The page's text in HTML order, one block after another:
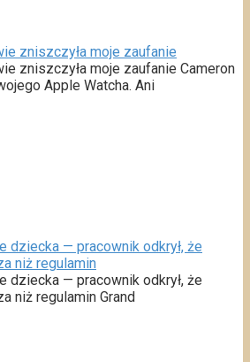
zniszczyła moje zaufanie
zniszczyła moje zaufanie Cameron
Apple Watcha. Ani
dziecka — pracownik odkrył, że
niż regulamin
dziecka — pracownik odkrył, że
niż regulamin Grand